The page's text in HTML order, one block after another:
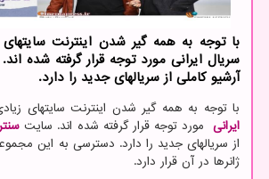
با توجه به همه گیر شدن اینترنت سایت­های
سریال ایرانی مورد توجه قرار گرفته شده
آرشیو كاملی از سریال­های جدید را دارد.
با توجه به همه گیر شدن اینترنت سایت­های
ایرانیمورد توجه قرار گرفته شده اند. سایت سنتر
از سریال­های جدید را دارد. دسترسی به این
ژانرها در آن قرار دارد.